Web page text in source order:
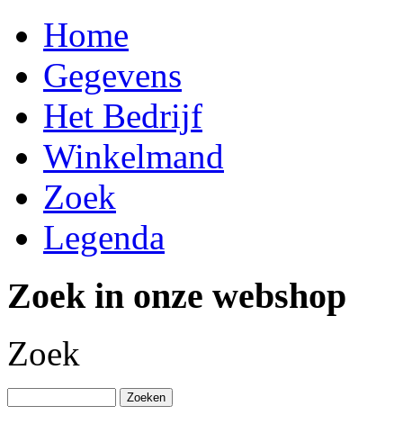
Home
Gegevens
Het Bedrijf
Winkelmand
Zoek
Legenda
Zoek in onze webshop
Zoek